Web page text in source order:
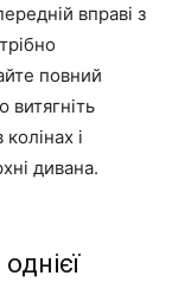
вправі з
повний
витягніть
і
дивана.